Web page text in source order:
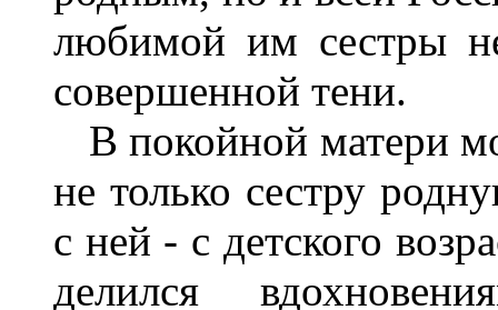
любимой им сестры
совершенной тени.
В покойной матери
не только сестру
с ней - с детского
делился